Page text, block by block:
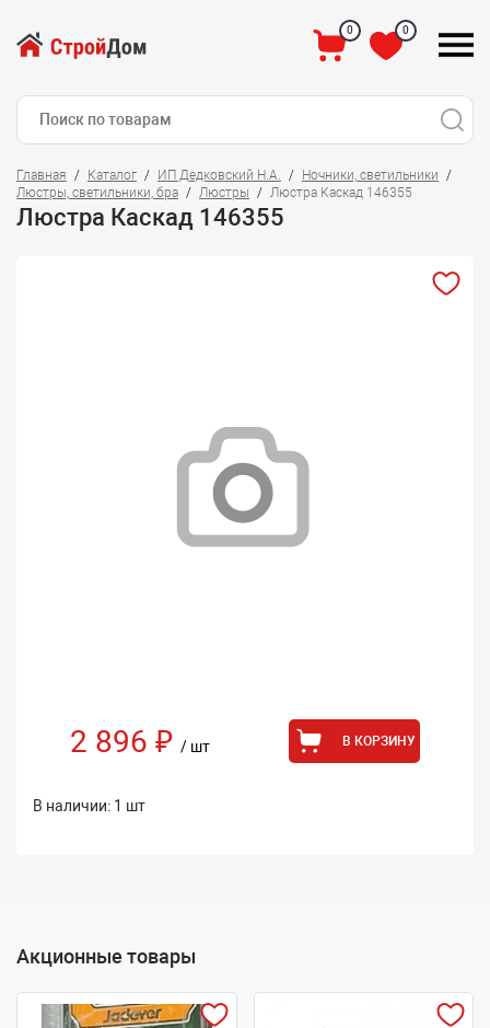
0 0
Главная Каталог ИП Дедковский Н.А.
Ночники, светильники
Люстры, светильники, бра
Люстры Люстра Каскад 146355
Люстра Каскад 146355
2 896 ₽ / шт В КОРЗИНУ
В наличии: 1 шт
Акционные товары